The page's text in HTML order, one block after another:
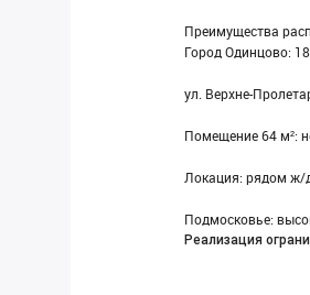
Преимущества
Город Одинцово:
ул. Верхне-
Помещение 64 м²:
Локация: рядом ж/
Подмосковье:
Реализация